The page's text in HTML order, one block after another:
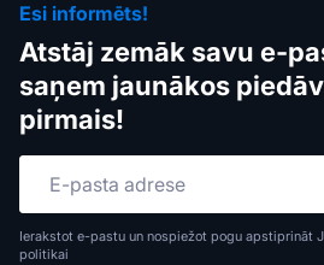
Esi informēts!
Atstāj zemāk savu e-
saņem jaunākos
pirmais!
Ierakstot e-pastu un nospiežot pogu apstiprināt
politikai